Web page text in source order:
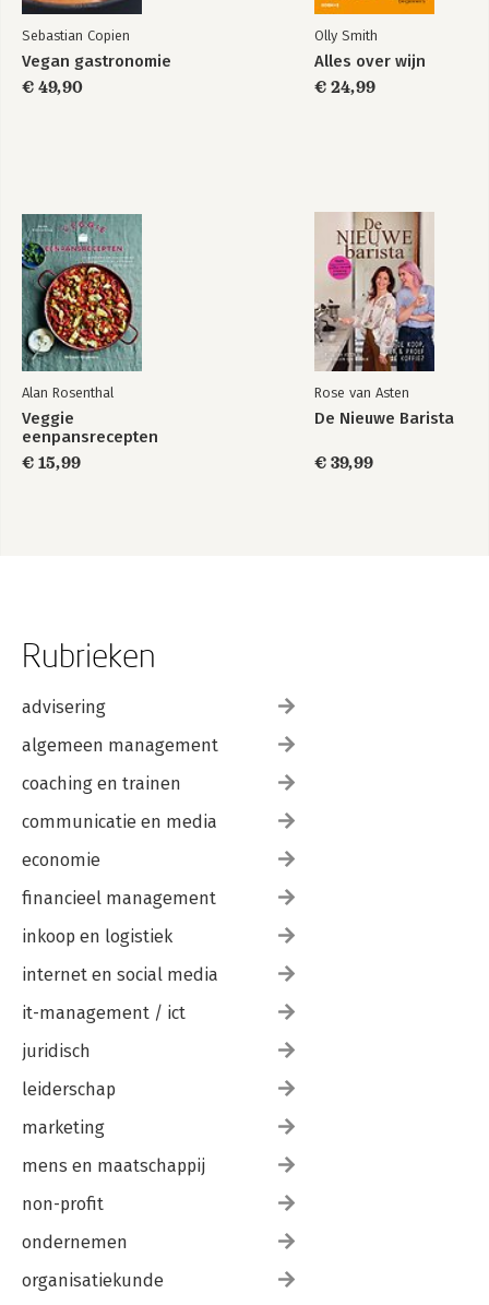
Sebastian Copien
Vegan gastronomie
€ 49,90
Olly Smith
Alles over wijn
€ 24,99
Alan Rosenthal
Veggie
eenpansrecepten
€ 15,99
Rose van Asten
De Nieuwe Barista
€ 39,99
Rubrieken
advisering
algemeen management
coaching en trainen
communicatie en media
economie
financieel management
inkoop en logistiek
internet en social media
it-management / ict
juridisch
leiderschap
marketing
mens en maatschappij
non-profit
ondernemen
organisatiekunde